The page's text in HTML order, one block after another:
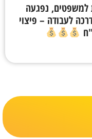
למשפטים, נפגעה
לעבודה – פיצוי